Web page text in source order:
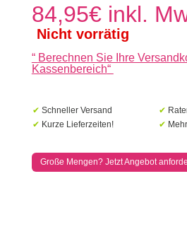
84,95€ inkl.
Nicht vorrätig
“ Berechnen Sie Ihre
Kassenbereich“
✔ Schneller Versand ✔
✔ Kurze Lieferzeiten! ✔
Große Mengen? Jetzt Angebot